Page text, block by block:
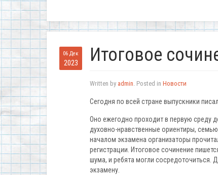
06 Дек
2023 Итоговое
Written by admin. Posted in Новости
Сегодня по всей стране выпускники
Оно ежегодно проходит в первую среду
духовно-нравственные ориентиры,
началом экзамена организаторы
регистрации. Итоговое сочинение
шума, и ребята могли сосредоточиться.
экзамену.